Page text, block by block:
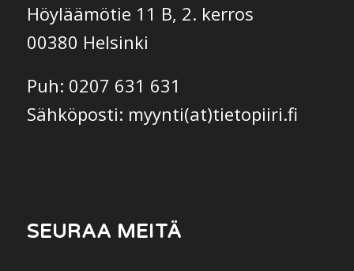
Höyläämötie 11 B, 2. kerros
00380 Helsinki
Puh: 0207 631 631
Sähköposti: myynti(at)tietopiiri.fi
SEURAA MEITÄ